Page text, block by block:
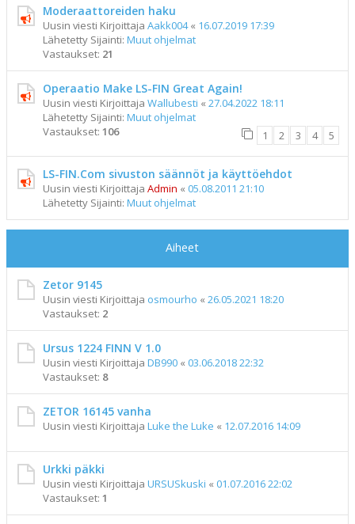
Moderaattoreiden haku
Uusin viesti Kirjoittaja Aakk004« 16.07.2019 17:39
Lähetetty Sijainti: Muut ohjelmat
Vastaukset: 21
Operaatio Make LS-FIN Great Again!
Uusin viesti Kirjoittaja Wallubesti « 27.04.2022 18:11
Lähetetty Sijainti: Muut ohjelmat
Vastaukset: 106 1 2 3 4 5
LS-FIN.Com sivuston säännöt ja käyttöehdot
Uusin viesti Kirjoittaja Admin « 05.08.2011 21:10
Lähetetty Sijainti: Muut ohjelmat
Aiheet
Zetor 9145
Uusin viesti Kirjoittaja osmourho « 26.05.2021 18:20
Vastaukset: 2
Ursus 1224 FINN V 1.0
Uusin viesti Kirjoittaja DB990 « 03.06.2018 22:32
Vastaukset: 8
ZETOR 16145 vanha
Uusin viesti Kirjoittaja Luke the Luke « 12.07.2016 14:09
Urkki päkki
Uusin viesti Kirjoittaja URSUSkuski « 01.07.2016 22:02
Vastaukset: 1